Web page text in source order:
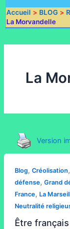
Accueil BLOG
La Morvandelle
La
Version
Blog, Créolisation,
défense, Grand
France, La
Neutralité
Être français